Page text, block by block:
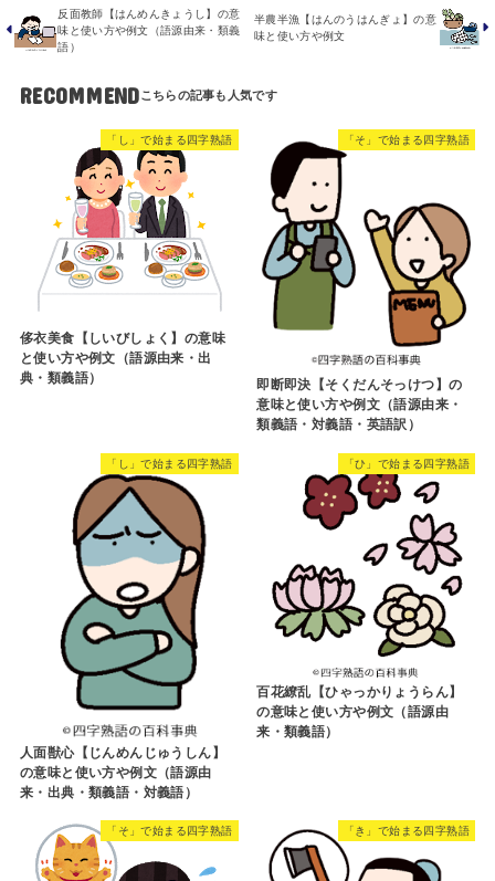
反面教師【はんめんきょうし】の意
味と使い方や例文（語源由来・類義
語）
半農半漁【はんのうはんぎょ】の意
味と使い方や例文
RECOMMEND
「し」で始まる四字熟語
侈衣美食【しいびしょく】の意味
と使い方や例文（語源由来・出
典・類義語）
「そ」で始まる四字熟語
即断即決【そくだんそっけつ】の
意味と使い方や例文（語源由来・
類義語・対義語・英語訳）
「し」で始まる四字熟語
人面獣心【じんめんじゅうしん】
の意味と使い方や例文（語源由
来・出典・類義語・対義語）
「ひ」で始まる四字熟語
百花繚乱【ひゃっかりょうらん】
の意味と使い方や例文（語源由
来・類義語）
「そ」で始まる四字熟語 「き」で始まる四字熟語